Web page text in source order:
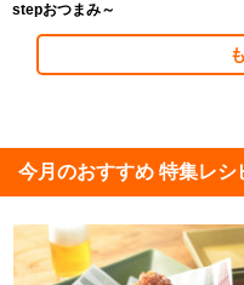
stepおつまみ～
今月のおすすめ 特集レシ